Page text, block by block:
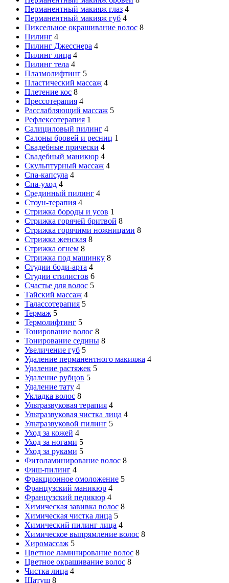
Перманентный макияж глаз 4
Перманентный макияж губ 4
Пиксельное окрашивание волос 8
Пилинг 4
Пилинг Джесснера 4
Пилинг лица 4
Пилинг тела 4
Плазмолифтинг 5
Пластический массаж 4
Плетение кос 8
Прессотерапия 4
Расслабляющий массаж 5
Рефлексотерапия 1
Салициловый пилинг 4
Салоны бровей и ресниц 1
Свадебные прически 4
Свадебный маникюр 4
Скульптурный массаж 4
Спа-капсула 4
Спа-уход 4
Срединный пилинг 4
Стоун-терапия 4
Стрижка бороды и усов 1
Стрижка горячей бритвой 8
Стрижка горячими ножницами 8
Стрижка женская 8
Стрижка огнем 8
Стрижка под машинку 8
Студии боди-арта 4
Студии стилистов 6
Счастье для волос 5
Тайский массаж 4
Талассотерапия 5
Термаж 5
Термолифтинг 5
Тонирование волос 8
Тонирование седины 8
Увеличение губ 5
Удаление перманентного макияжа 4
Удаление растяжек 5
Удаление рубцов 5
Удаление тату 4
Укладка волос 8
Ультразвуковая терапия 4
Ультразвуковая чистка лица 4
Ультразвуковой пилинг 5
Уход за кожей 4
Уход за ногами 5
Уход за руками 5
Фитоламинирование волос 8
Фиш-пилинг 4
Фракционное омоложение 5
Французский маникюр 4
Французский педикюр 4
Химическая завивка волос 8
Химическая чистка лица 5
Химический пилинг лица 4
Химическое выпрямление волос 8
Хиромассаж 5
Цветное ламинирование волос 8
Цветное окрашивание волос 8
Чистка лица 4
Шатуш 8